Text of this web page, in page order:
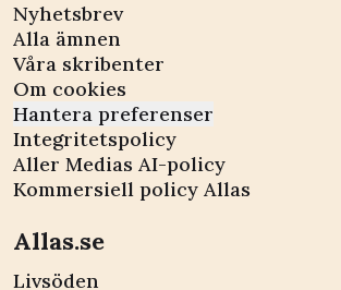
Nyhetsbrev
Alla ämnen
Våra skribenter
Om cookies
Hantera preferenser
Integritetspolicy
Aller Medias AI-policy
Kommersiell policy Allas
Allas.se
Livsöden